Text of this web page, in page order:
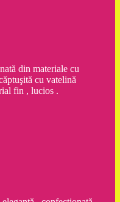
din materiale cu
cu vatelină
fin , lucios .